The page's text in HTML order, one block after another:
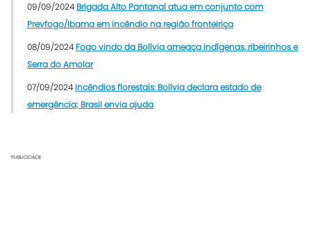
09/09/2024 Brigada Alto Pantanal atua em conjunto com
Prevfogo/Ibama em incêndio na região fronteiriça
08/09/2024 Fogo vindo da Bolívia ameaça indígenas, ribeirinhos e
Serra do Amolar
07/09/2024 Incêndios florestais: Bolívia declara estado de
emergência; Brasil envia ajuda
PUBLICIDADE